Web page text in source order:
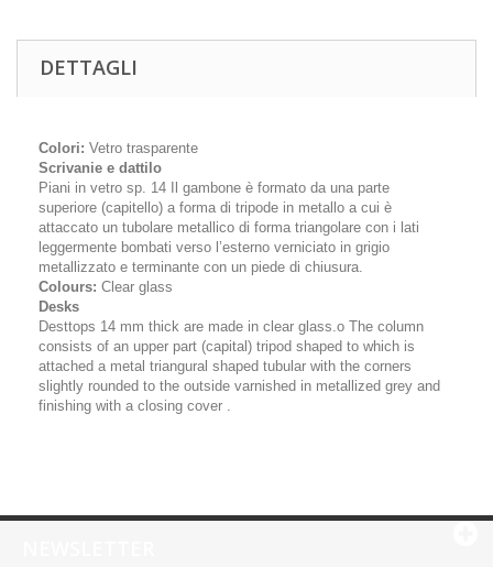
DETTAGLI
Colori: Vetro trasparente
Scrivanie e dattilo
Piani in vetro sp. 14 Il gambone è formato da una parte
superiore (capitello) a forma di tripode in metallo a cui è
attaccato un tubolare metallico di forma triangolare con i lati
leggermente bombati verso l’esterno verniciato in grigio
metallizzato e terminante con un piede di chiusura.
Colours: Clear glass
Desks
Desttops 14 mm thick are made in clear glass.o The column
consists of an upper part (capital) tripod shaped to which is
attached a metal triangural shaped tubular with the corners
slightly rounded to the outside varnished in metallized grey and
finishing with a closing cover .